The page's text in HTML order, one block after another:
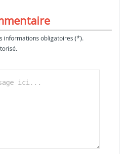
informations obligatoires (*).